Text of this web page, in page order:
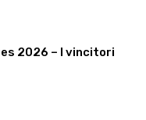
2026 – I vincitori